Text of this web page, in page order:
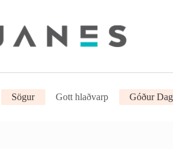
Sögur Gott hlaðvarp Góður